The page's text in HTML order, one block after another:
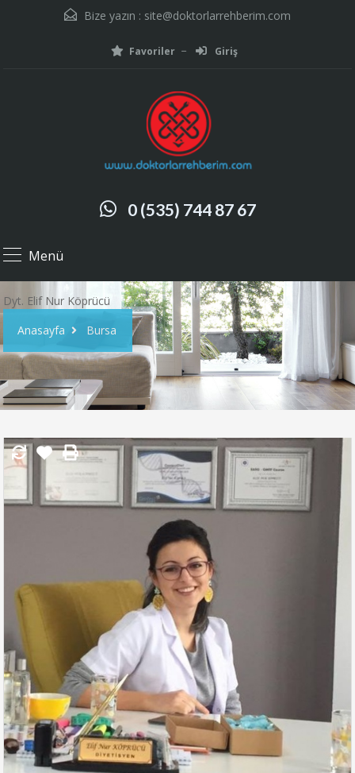
Bize yazın : site@doktorlarrehberim.com
Favoriler Giriş
0 (535) 744 87 67
Menü
Dyt. Elif Nur Köprücü
Anasayfa
Bursa